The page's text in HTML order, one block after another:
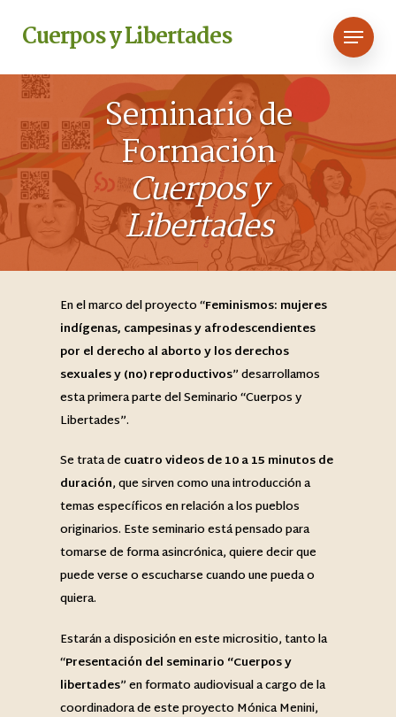
content
Cuerpos y Libertades Menu
Seminario de
Formación
Cuerpos y
Libertades
En el marco del proyecto “Feminismos: mujeres
indígenas, campesinas y afrodescendientes
por el derecho al aborto y los derechos
sexuales y (no) reproductivos” desarrollamos
esta primera parte del Seminario “Cuerpos y
Libertades”.
Se trata de cuatro videos de 10 a 15 minutos de
duración, que sirven como una introducción a
temas específicos en relación a los pueblos
originarios. Este seminario está pensado para
tomarse de forma asincrónica, quiere decir que
puede verse o escucharse cuando une pueda o
quiera.
Estarán a disposición en este micrositio, tanto la
“Presentación del seminario “Cuerpos y
libertades” en formato audiovisual a cargo de la
coordinadora de este proyecto Mónica Menini,